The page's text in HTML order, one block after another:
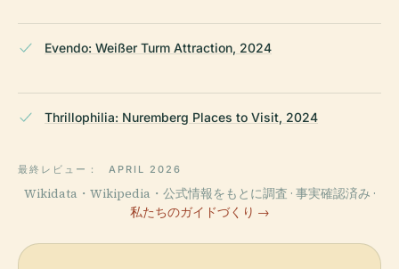
Evendo: Weißer Turm Attraction, 2024
Thrillophilia: Nuremberg Places to Visit, 2024
最終レビュー： APRIL 2026
Wikidata・Wikipedia・公式情報をもとに調査 · 事実確認済み ·
私たちのガイドづくり →